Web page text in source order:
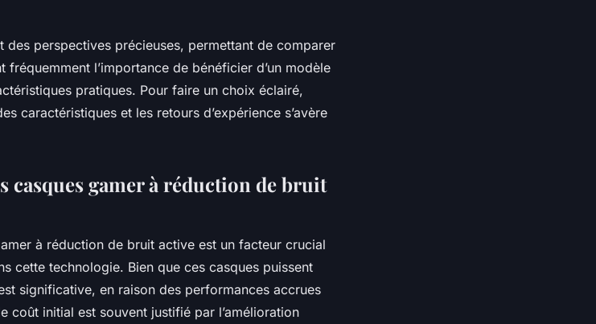
des perspectives précieuses, permettant de comparer
fréquemment l’importance de bénéficier d’un modèle
pratiques. Pour faire un choix éclairé,
caractéristiques et les retours d’expérience s’avère
casques gamer à réduction de bruit
à réduction de bruit active est un facteur crucial
cette technologie. Bien que ces casques puissent
significative, en raison des performances accrues
coût initial est souvent justifié par l’amélioration